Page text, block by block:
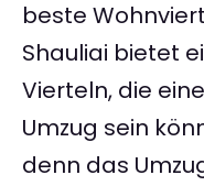
beste
Shauliai bietet
Vierteln, die
Umzug sein
denn das